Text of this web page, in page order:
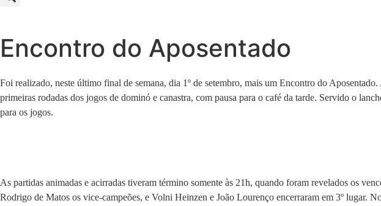
Encontro do Aposentado
Foi realizado, neste último final de semana, dia 1º de setembro, mais um Encontro do
primeiras rodadas dos jogos de dominó e canastra, com pausa para o café da tarde. Servido o
para os jogos.
As partidas animadas e acirradas tiveram término somente às 21h, quando foram revelados os
Rodrigo de Matos os vice-campeões, e Volni Heinzen e João Lourenço encerraram em 3º